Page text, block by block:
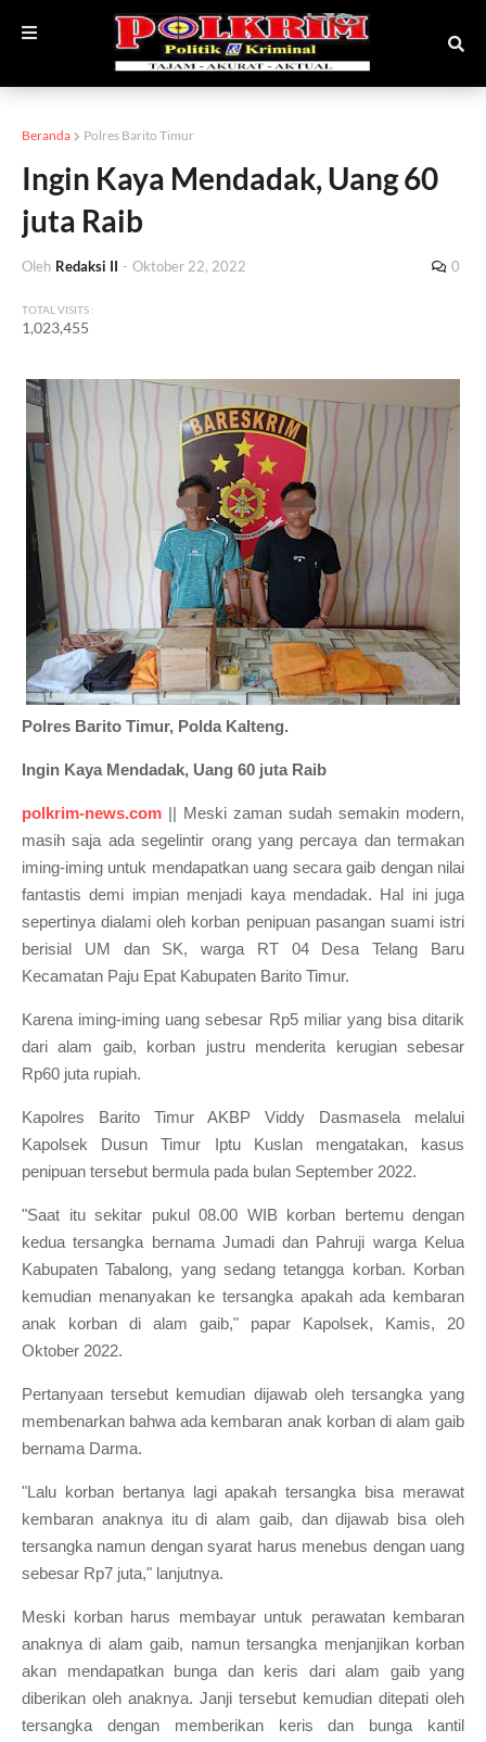
Beranda Polres Barito Timur
Ingin Kaya Mendadak, Uang 60
juta Raib
Oleh Redaksi II - Oktober 22, 2022 0
TOTAL VISITS :
1,023,455
Polres Barito Timur, Polda Kalteng.
Ingin Kaya Mendadak, Uang 60 juta Raib
polkrim-news.com || Meski zaman sudah semakin modern,
masih saja ada segelintir orang yang percaya dan termakan
iming-iming untuk mendapatkan uang secara gaib dengan nilai
fantastis demi impian menjadi kaya mendadak. Hal ini juga
sepertinya dialami oleh korban penipuan pasangan suami istri
berisial UM dan SK, warga RT 04 Desa Telang Baru
Kecamatan Paju Epat Kabupaten Barito Timur.
Karena iming-iming uang sebesar Rp5 miliar yang bisa ditarik
dari alam gaib, korban justru menderita kerugian sebesar
Rp60 juta rupiah.
Kapolres Barito Timur AKBP Viddy Dasmasela melalui
Kapolsek Dusun Timur Iptu Kuslan mengatakan, kasus
penipuan tersebut bermula pada bulan September 2022.
"Saat itu sekitar pukul 08.00 WIB korban bertemu dengan
kedua tersangka bernama Jumadi dan Pahruji warga Kelua
Kabupaten Tabalong, yang sedang tetangga korban. Korban
kemudian menanyakan ke tersangka apakah ada kembaran
anak korban di alam gaib," papar Kapolsek, Kamis, 20
Oktober 2022.
Pertanyaan tersebut kemudian dijawab oleh tersangka yang
membenarkan bahwa ada kembaran anak korban di alam gaib
bernama Darma.
"Lalu korban bertanya lagi apakah tersangka bisa merawat
kembaran anaknya itu di alam gaib, dan dijawab bisa oleh
tersangka namun dengan syarat harus menebus dengan uang
sebesar Rp7 juta," lanjutnya.
Meski korban harus membayar untuk perawatan kembaran
anaknya di alam gaib, namun tersangka menjanjikan korban
akan mendapatkan bunga dan keris dari alam gaib yang
diberikan oleh anaknya. Janji tersebut kemudian ditepati oleh
tersangka dengan memberikan keris dan bunga kantil